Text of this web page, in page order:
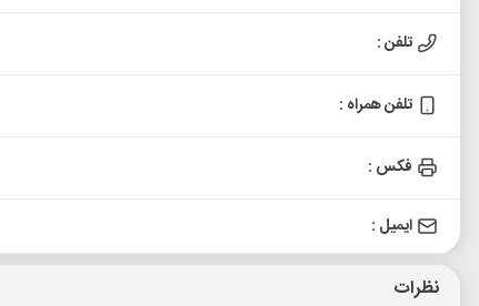
تلفن :
تلفن همراه :
فکس :
ایمیل :
نظرات